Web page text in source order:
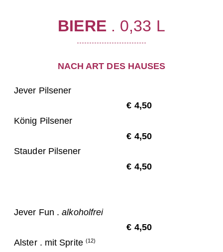
BIERE . 0,33 L
NACH ART DES HAUSES
Jever Pilsener
€ 4,50
König Pilsener
€ 4,50
Stauder Pilsener
€ 4,50
Jever Fun .alkoholfrei
€ 4,50
Alster . mit Sprite (12)